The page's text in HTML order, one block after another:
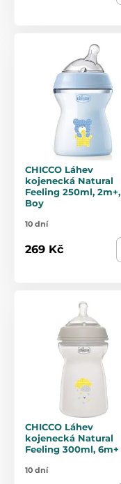
CHICCO Láhev
kojenecká Natural
Feeling 250ml, 2m+,
Boy
10 dní
269 Kč
CHICCO Láhev
kojenecká Natural
Feeling 300ml, 6m+
10 dní